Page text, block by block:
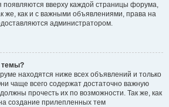
вверху каждой страницы форума,
же, как и с важными объявлениями, права на
администратором.
темы?
находятся ниже всех объявлений и только
чаще всего содержат достаточно важную
прочесть их по возможности. Так же, как
создание прилепленных тем